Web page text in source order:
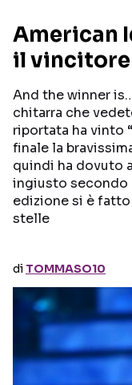
RECENSIONI
INTERVISTE
GOSSIP E
American
il vincitore
And the winner
chitarra che
riportata ha vinto
finale la
quindi ha dovuto
ingiusto secondo
edizione si è fatto
stelle
di TOMMASO10